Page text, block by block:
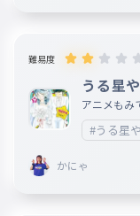
難易度
うる星
アニメもみ
#うる星
かにゃ